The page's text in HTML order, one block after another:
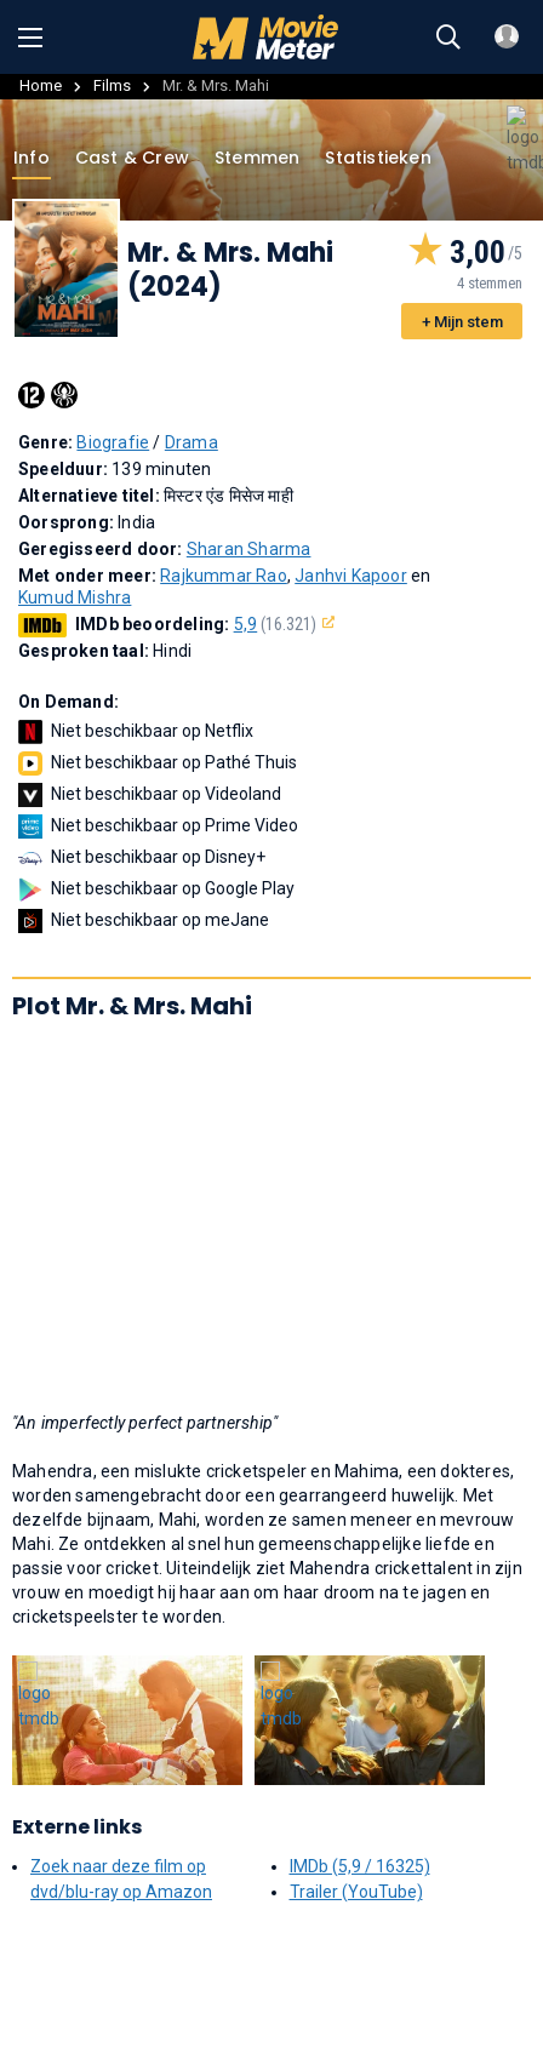
Home Films Mr. & Mrs. Mahi
Info Cast & Crew Stemmen Statistieken
Mr. & Mrs. Mahi
(2024)
3,00
4 stemmen
+ Mijn stem
Genre: Biografie / Drama
Speelduur: 139 minuten
Alternatieve titel: मिस्टर एंड मिसेज माही
Oorsprong: India
Geregisseerd door: Sharan Sharma
Met onder meer: Rajkummar Rao,Janhvi Kapooren
Kumud Mishra
IMDb beoordeling: 5,9 (16.321)
Gesproken taal: Hindi
On Demand:
Niet beschikbaar op Netflix
Niet beschikbaar op Pathé Thuis
Niet beschikbaar op Videoland
Niet beschikbaar op Prime Video
Niet beschikbaar op Disney+
Niet beschikbaar op Google Play
Niet beschikbaar op meJane
Plot Mr. & Mrs. Mahi
"An imperfectly perfect partnership"
Mahendra, een mislukte cricketspeler en Mahima, een dokteres,
worden samengebracht door een gearrangeerd huwelijk. Met
dezelfde bijnaam, Mahi, worden ze samen meneer en mevrouw
Mahi. Ze ontdekken al snel hun gemeenschappelijke liefde en
passie voor cricket. Uiteindelijk ziet Mahendra crickettalent in zijn
vrouw en moedigt hij haar aan om haar droom na te jagen en
cricketspeelster te worden.
Externe links
Zoek naar deze film op
dvd/blu-ray op Amazon
IMDb (5,9 / 16325)
Trailer (YouTube)